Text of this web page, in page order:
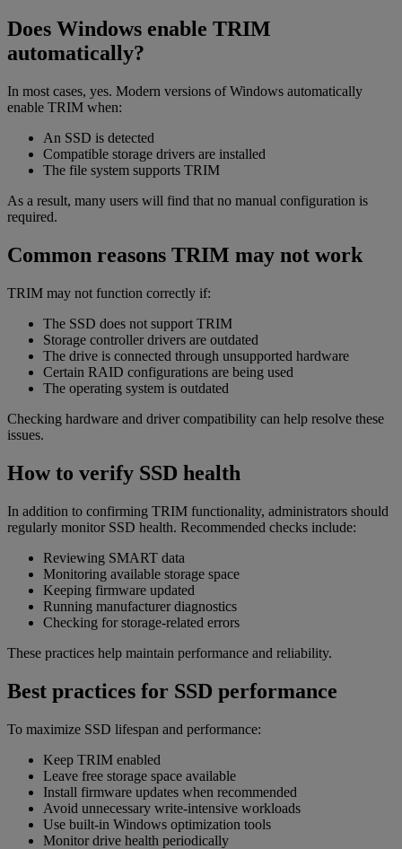
Does Windows enable TRIM
automatically?
In most cases, yes. Modern versions of Windows automatically
enable TRIM when:
An SSD is detected
Compatible storage drivers are installed
The file system supports TRIM
As a result, many users will find that no manual configuration is
required.
Common reasons TRIM may not work
TRIM may not function correctly if:
The SSD does not support TRIM
Storage controller drivers are outdated
The drive is connected through unsupported hardware
Certain RAID configurations are being used
The operating system is outdated
Checking hardware and driver compatibility can help resolve these
issues.
How to verify SSD health
In addition to confirming TRIM functionality, administrators should
regularly monitor SSD health. Recommended checks include:
Reviewing SMART data
Monitoring available storage space
Keeping firmware updated
Running manufacturer diagnostics
Checking for storage-related errors
These practices help maintain performance and reliability.
Best practices for SSD performance
To maximize SSD lifespan and performance:
Keep TRIM enabled
Leave free storage space available
Install firmware updates when recommended
Avoid unnecessary write-intensive workloads
Use built-in Windows optimization tools
Monitor drive health periodically